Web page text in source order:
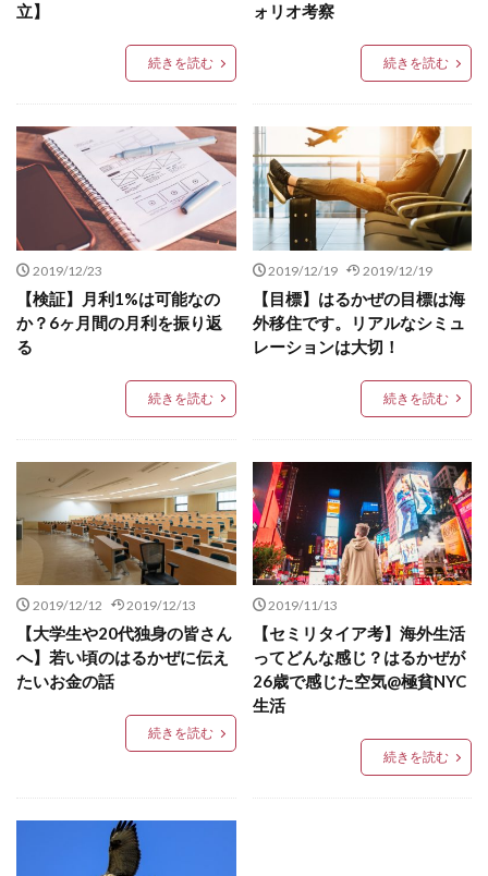
立】
続きを読む
ォリオ考察
続きを読む
2019/12/23
【検証】月利1%は可能なの
か？6ヶ月間の月利を振り返
る
続きを読む
2019/12/19 2019/12/19
【目標】はるかぜの目標は海
外移住です。リアルなシミュ
レーションは大切！
続きを読む
2019/12/12 2019/12/13
【大学生や20代独身の皆さん
へ】若い頃のはるかぜに伝え
たいお金の話
続きを読む
2019/11/13
【セミリタイア考】海外生活
ってどんな感じ？はるかぜが
26歳で感じた空気@極貧NYC
生活
続きを読む